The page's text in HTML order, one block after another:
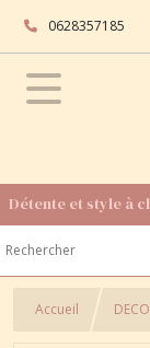
0628357185
Détente et style à
Accueil